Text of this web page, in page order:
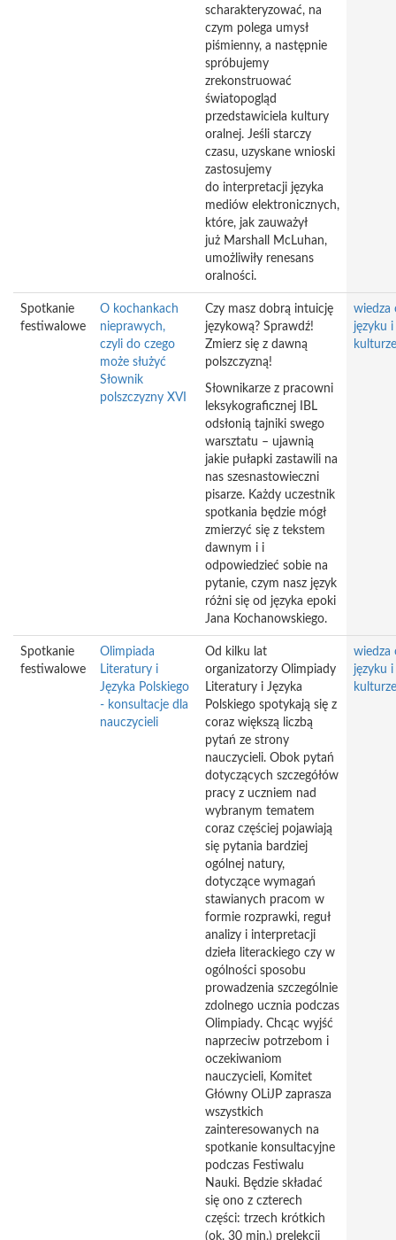
scharakteryzować, na
czym polega umysł
piśmienny, a następnie
spróbujemy
zrekonstruować
światopogląd
przedstawiciela kultury
oralnej. Jeśli starczy
czasu, uzyskane wnioski
zastosujemy
do interpretacji języka
mediów elektronicznych,
które, jak zauważył
już Marshall McLuhan,
umożliwiły renesans
oralności.
Spotkanie
festiwalowe
O kochankach
nieprawych,
czyli do czego
może służyć
Słownik
polszczyzny XVI
Czy masz dobrą intuicję
językową? Sprawdź!
Zmierz się z dawną
polszczyzną!
Słownikarze z pracowni
leksykograficznej IBL
odsłonią tajniki swego
warsztatu – ujawnią
jakie pułapki zastawili na
nas szesnastowieczni
pisarze. Każdy uczestnik
spotkania będzie mógł
zmierzyć się z tekstem
dawnym i i
odpowiedzieć sobie na
pytanie, czym nasz język
różni się od języka epoki
Jana Kochanowskiego.
wiedza
języku i
kulturze
Spotkanie
festiwalowe
Olimpiada
Literatury i
Języka Polskiego
- konsultacje dla
nauczycieli
Od kilku lat
organizatorzy Olimpiady
Literatury i Języka
Polskiego spotykają się z
coraz większą liczbą
pytań ze strony
nauczycieli. Obok pytań
dotyczących szczegółów
pracy z uczniem nad
wybranym tematem
coraz częściej pojawiają
się pytania bardziej
ogólnej natury,
dotyczące wymagań
stawianych pracom w
formie rozprawki, reguł
analizy i interpretacji
dzieła literackiego czy w
ogólności sposobu
prowadzenia szczególnie
zdolnego ucznia podczas
Olimpiady. Chcąc wyjść
naprzeciw potrzebom i
oczekiwaniom
nauczycieli, Komitet
Główny OLiJP zaprasza
wszystkich
zainteresowanych na
spotkanie konsultacyjne
podczas Festiwalu
Nauki. Będzie składać
się ono z czterech
części: trzech krótkich
(ok. 30 min.) prelekcji
wiedza
języku i
kulturze